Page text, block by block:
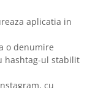
aplicatia in
o denumire
hashtag-ul stabilit
cu